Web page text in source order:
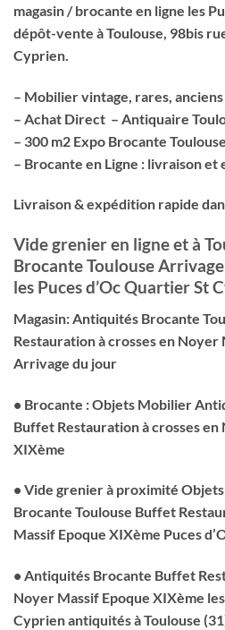
magasin / brocante en ligne les
dépôt-vente à Toulouse, 98bis
Cyprien.
– Mobilier vintage, rares,
– Achat Direct – Antiquaire
– 300 m2 Expo Brocante Toulouse
– Brocante en Ligne : livraison
Livraison & expédition rapide
Vide grenier en ligne et à
Brocante Toulouse
les Puces d’Oc Quartier St
Magasin: Antiquités Brocante
Restauration à crosses en Noyer
Arrivage du jour
• Brocante : Objets Mobilier
Buffet Restauration à crosses en
XIXème
• Vide grenier à proximité
Brocante Toulouse Buffet
Massif Epoque XIXème Puces
• Antiquités Brocante Buffet
Noyer Massif Epoque XIXème
Cyprien antiquités à Toulouse